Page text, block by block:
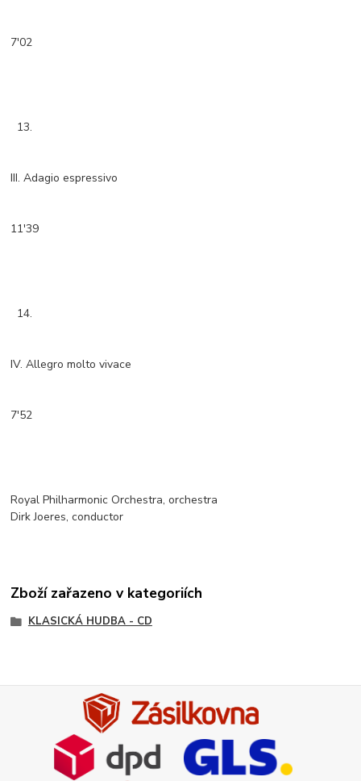
7'02
13.
III. Adagio espressivo
11'39
14.
IV. Allegro molto vivace
7'52
Royal Philharmonic Orchestra, orchestra
Dirk Joeres, conductor
Zboží zařazeno v kategoriích
KLASICKÁ HUDBA - CD